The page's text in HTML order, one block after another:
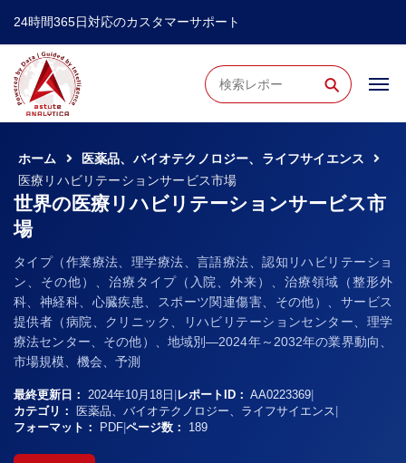
24時間365日対応のカスタマーサポート
⚲
ホーム
医薬品、バイオテクノロジー、ライフサイエンス
医療リハビリテーションサービス市場
世界の医療リハビリテーションサービス市
場
タイプ（作業療法、理学療法、言語療法、認知リハビリテーショ
ン、その他）、治療タイプ（入院、外来）、治療領域（整形外
科、神経科、心臓疾患、スポーツ関連傷害、その他）、サービス
提供者（病院、クリニック、リハビリテーションセンター、理学
療法センター、その他）、地域別―2024年～2032年の業界動向、
市場規模、機会、予測
最終更新日： 2024年10月18日 レポートID： AA0223369
カテゴリ：
医薬品、バイオテクノロジー、ライフサイエンス
フォーマット：
PDF ページ数： 189